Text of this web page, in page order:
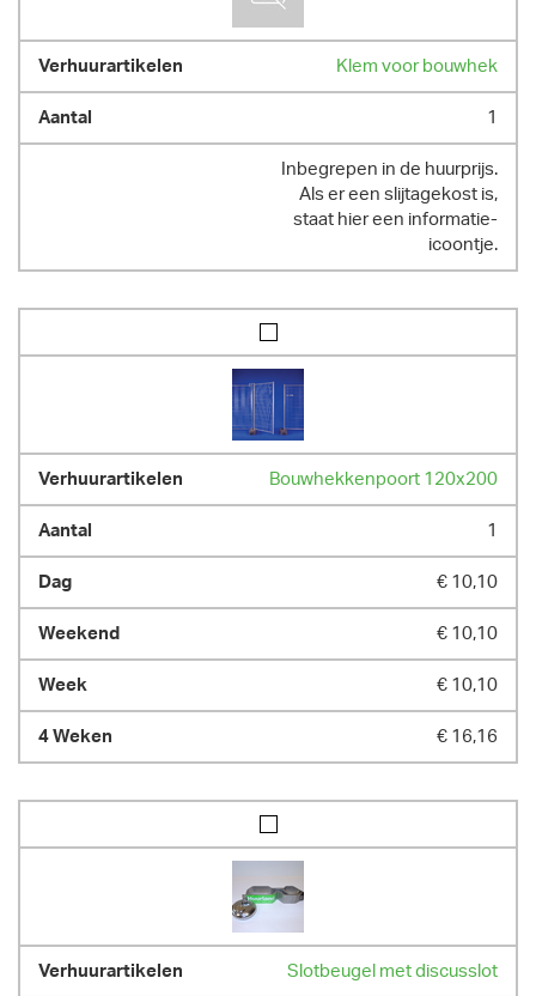
Klem voor bouwhek
1
Inbegrepen in de huurprijs.
Als er een slijtagekost is,
staat hier een informatie-
icoontje.
Bouwhekkenpoort 120x200
1
€ 10,10
€ 10,10
€ 10,10
€ 16,16
Slotbeugel met discusslot